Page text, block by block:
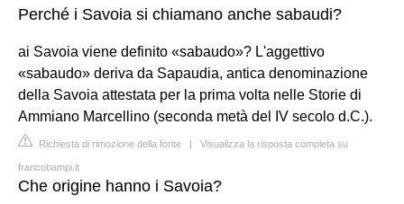
Perché i Savoia si chiamano anche sabaudi?
ai Savoia viene definito «sabaudo»? L'aggettivo
«sabaudo» deriva da Sapaudia, antica denominazione
della Savoia attestata per la prima volta nelle Storie di
Ammiano Marcellino (seconda metà del IV secolo d.C.).
Richiesta di rimozione della fonte | Visualizza la risposta completa su
francobampi.it
Che origine hanno i Savoia?